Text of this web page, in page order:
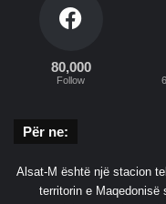
80,000
Follow
Për ne:
Alsat-M është një stacion
territorin e Maqedonisë